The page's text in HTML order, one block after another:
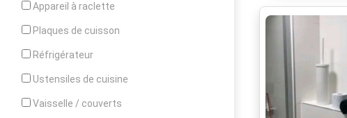
Appareil à raclette
Plaques de cuisson
Réfrigérateur
Ustensiles de cuisine
Vaisselle / couverts